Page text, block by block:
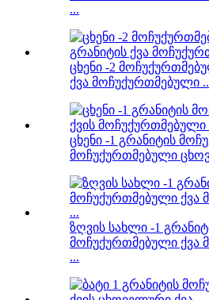
...
ცხენი -2
ქვა მოჩუქურთმებული
ცხენი -1 გრანიტის
მოჩუქურთმებული
ზღვის სახლი -1
მოჩუქურთმებული ქვა
...